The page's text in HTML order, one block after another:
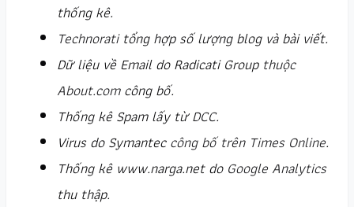
thống kê.
Technoratitổng hợp số lượng blog và bài viết.
Dữ liệu về Email do Radicati Group thuộc
About.comcông bố.
Thống kê Spam lấy từDCC.
Virus do Symanteccông bố trên Times Online.
Thống kê www.narga.net do Google Analytics
thu thập.